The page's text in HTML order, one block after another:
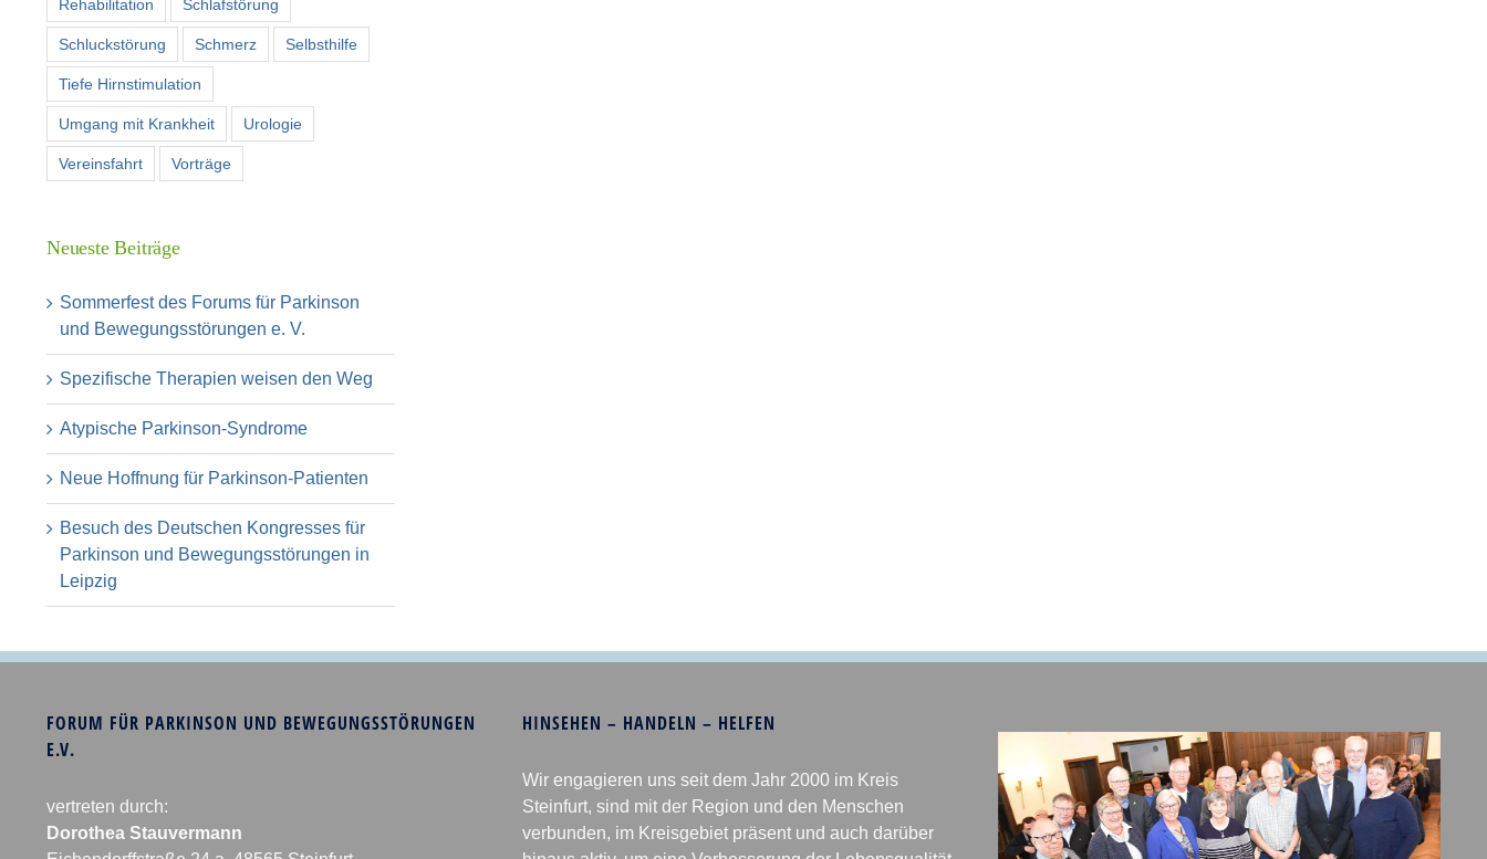
Rehabilitation Schlafstörung
Schluckstörung Schmerz Selbsthilfe
Tiefe Hirnstimulation
Umgang mit Krankheit Urologie
Vereinsfahrt Vorträge
Neueste Beiträge
Sommerfest des Forums für Parkinson
und Bewegungsstörungen e. V.
Spezifische Therapien weisen den Weg
Atypische Parkinson-Syndrome
Neue Hoffnung für Parkinson-Patienten
Besuch des Deutschen Kongresses für
Parkinson und Bewegungsstörungen in
Leipzig
FORUM FÜR PARKINSON UND BEWEGUNGSSTÖRUNGEN
E.V.
vertreten durch:
Dorothea Stauvermann
HINSEHEN – HANDELN – HELFEN
Wir engagieren uns seit dem Jahr 2000 im Kreis
Steinfurt, sind mit der Region und den Menschen
verbunden, im Kreisgebiet präsent und auch darüber